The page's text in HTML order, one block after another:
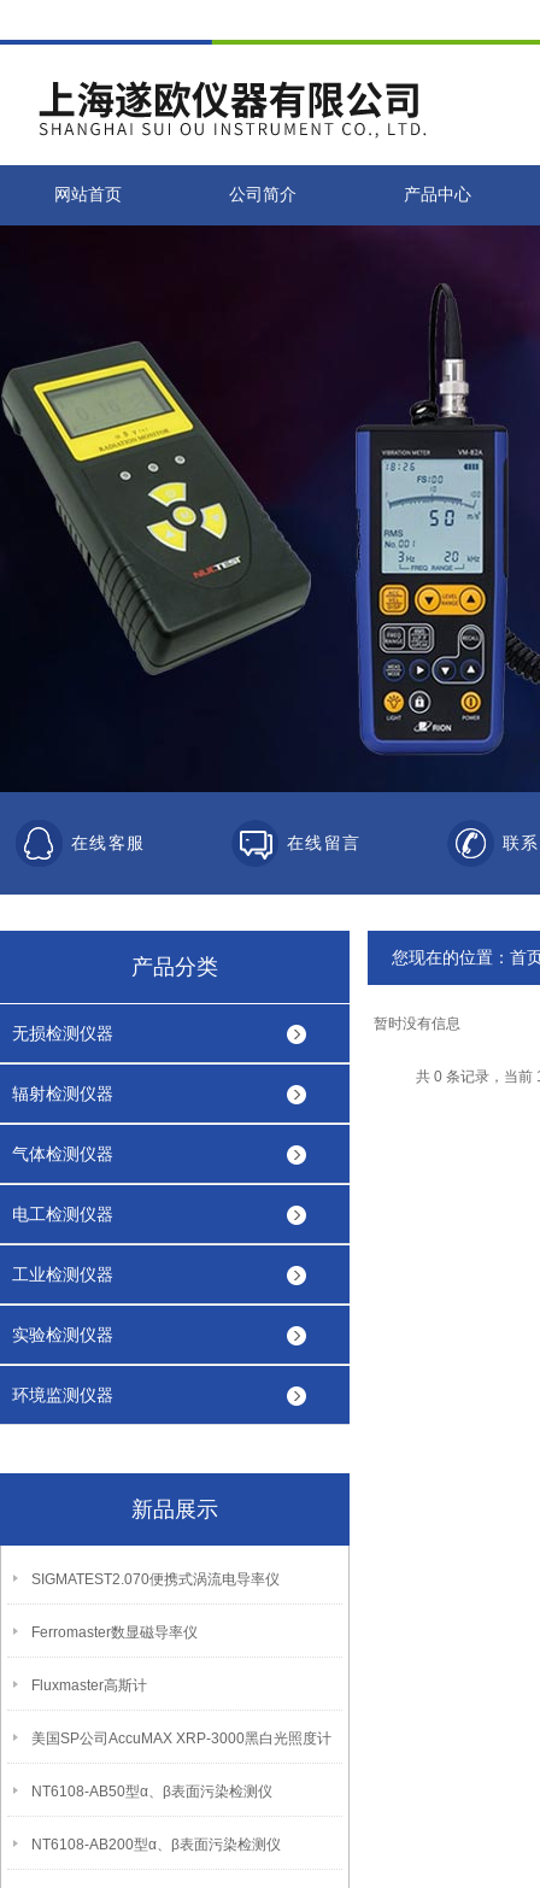
网站首页 公司简介 产品中心
在线客服 在线留言 联
产品分类
无损检测仪器
辐射检测仪器
气体检测仪器
电工检测仪器
工业检测仪器
实验检测仪器
环境监测仪器
新品展示
SIGMATEST2.070便携式涡流电导率仪
Ferromaster数显磁导率仪
Fluxmaster高斯计
美国SP公司AccuMAX XRP-3000黑白光照度计
NT6108-AB50型α、β表面污染检测仪
NT6108-AB200型α、β表面污染检测仪
您现在的位置： 首
暂时没有信息
共 0 条记录，当